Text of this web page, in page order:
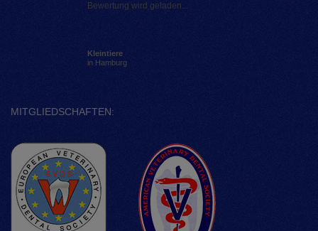
Bewertung wird geladen...
Kleintiere
in Hamburg
MITGLIEDSCHAFTEN: